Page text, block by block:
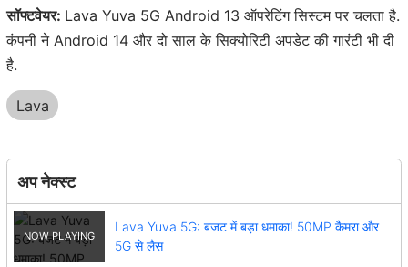
सॉफ्टवेयर: Lava Yuva 5G Android 13 ऑपरेटिंग सिस्टम पर चलता है.
कंपनी ने Android 14 और दो साल के सिक्योरिटी अपडेट की गारंटी भी दी
है.
Lava
अप नेक्स्ट
Lava Yuva 5G: बजट में बड़ा धमाका! 50MP कैमरा और
5G से लैस